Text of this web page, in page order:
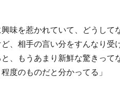
興味を惹かれていて、どうし
、相手の言い分をすんなり受
、もうあまり新鮮な驚きって
度のものだと分かってる」